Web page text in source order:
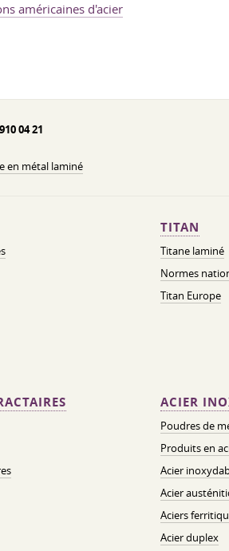
américaines d'acier
04 21
en métal laminé
TITAN
Titane laminé
Normes
Titan Europe
ACIER
Poudres de
Produits en
Acier
Acier
Aciers
Acier duplex